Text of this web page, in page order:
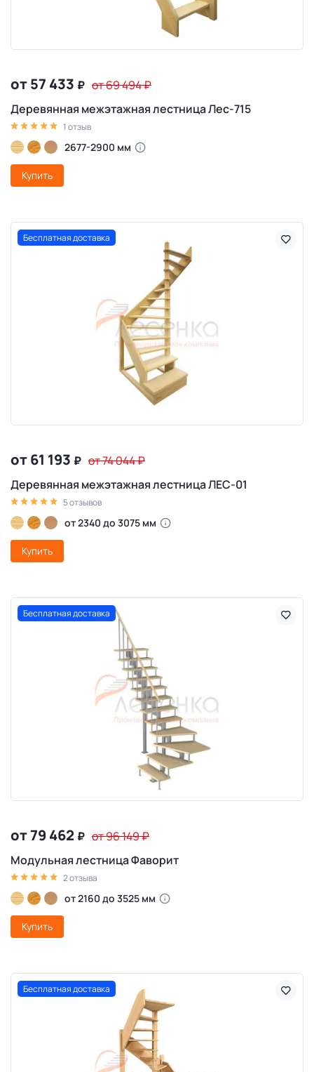
от 57 433 ₽ от 69 494₽
Деревянная межэтажная лестница Лес-715
1 отзыв
2677-2900 мм
Купить
Бесплатная доставка
от 61 193 ₽ от 74 044₽
Деревянная межэтажная лестница ЛЕС-01
5 отзывов
от 2340 до 3075 мм
Купить
Бесплатная доставка
от 79 462 ₽ от 96 149₽
Модульная лестница Фаворит
2 отзыва
от 2160 до 3525 мм
Купить
Бесплатная доставка